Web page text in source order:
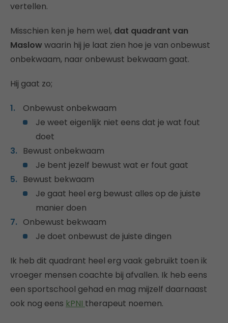
vertellen.
Misschien ken je hem wel, dat quadrant van
Maslow waarin hij je laat zien hoe je van onbewust
onbekwaam, naar onbewust bekwaam gaat.
Hij gaat zo;
Onbewust onbekwaam
Je weet eigenlijk niet eens dat je wat fout
doet
Bewust onbekwaam
Je bent jezelf bewust wat er fout gaat
Bewust bekwaam
Je gaat heel erg bewust alles op de juiste
manier doen
Onbewust bekwaam
Je doet onbewust de juiste dingen
Ik heb dit quadrant heel erg vaak gebruikt toen ik
vroeger mensen coachte bij afvallen. Ik heb eens
een sportschool gehad en mag mijzelf daarnaast
ook nog eens kPNI therapeut noemen.